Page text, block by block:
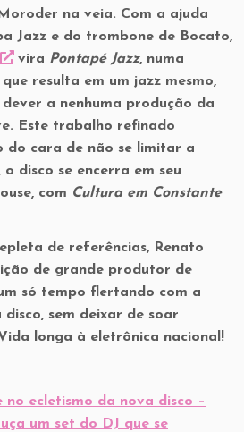
na veia. Com a ajuda
Jazz e do trombone de Bocato,
vira Pontapé Jazz, numa
resulta em um jazz mesmo,
a nenhuma produção da
Este trabalho refinado
do cara de não se limitar a
o disco se encerra em seu
com Cultura em Constante
de referências, Renato
de grande produtor de
só tempo flertando com a
sem deixar de soar
longa à eletrônica nacional!
no ecletismo da nova disco –
um set do DJ que se